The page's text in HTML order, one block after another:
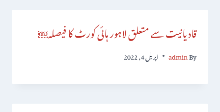
قادیانیت سے متعلق لاہور ہائی کورٹ کا فیصلہ￼
By
admin اپریل 4, 2022